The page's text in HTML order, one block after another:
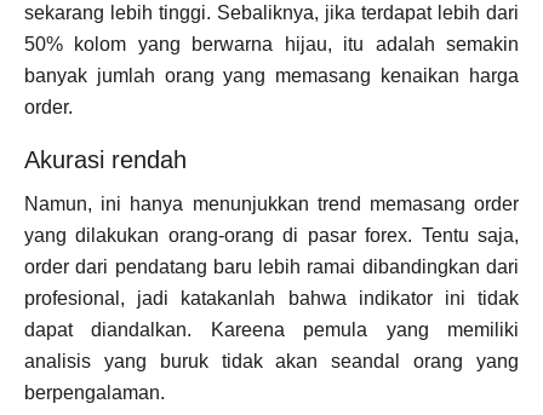
sekarang lebih tinggi. Sebaliknya, jika terdapat lebih dari
50% kolom yang berwarna hijau, itu adalah semakin
banyak jumlah orang yang memasang kenaikan harga
order.
Akurasi rendah
Namun, ini hanya menunjukkan trend memasang order
yang dilakukan orang-orang di pasar forex. Tentu saja,
order dari pendatang baru lebih ramai dibandingkan dari
profesional, jadi katakanlah bahwa indikator ini tidak
dapat diandalkan. Kareena pemula yang memiliki
analisis yang buruk tidak akan seandal orang yang
berpengalaman.